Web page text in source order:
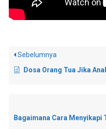
Sebelumnya
Dosa Orang Tua Jika Anak yang